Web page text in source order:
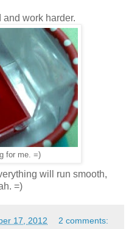
and work harder.
for me. =)
will run smooth,
=)
17, 2012 2 comments: